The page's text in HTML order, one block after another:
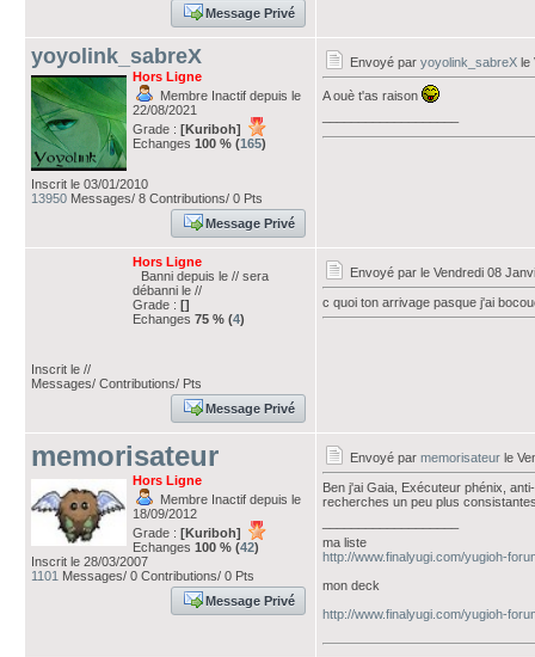
Message Privé
yoyolink_sabreX
Hors Ligne
Membre Inactif depuis le
22/08/2021
Grade : [Kuriboh]
Echanges 100 % (165)
Inscrit le 03/01/2010
13950 Messages/ 8 Contributions/ 0 Pts
Message Privé
Envoyé par yoyolink_sabreX le
A ouè t'as raison
Hors Ligne
Banni depuis le // sera
débanni le //
Grade : []
Echanges 75 % (4)
Inscrit le //
Messages/ Contributions/ Pts
Message Privé
Envoyé par le Vendredi 08
c quoi ton arrivage pasque j'ai
memorisateur
Hors Ligne
Membre Inactif depuis le
18/09/2012
Grade : [Kuriboh]
Echanges 100 % (42)
Inscrit le 28/03/2007
1101 Messages/ 0 Contributions/ 0 Pts
Message Privé
Envoyé par memorisateur le
Ben j'ai Gaia, Exécuteur phénix,
recherches un peu plus
ma liste
http://www.finalyugi.com/yugioh-
mon deck
http://www.finalyugi.com/yugioh-